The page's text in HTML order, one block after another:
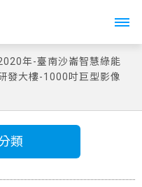
Toggle
年-臺南沙崙智慧綠能
發大樓-1000吋巨型影像
類